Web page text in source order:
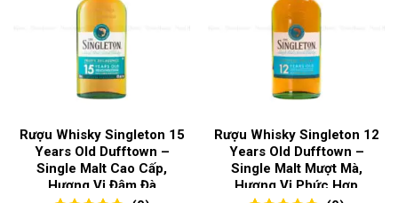
Rượu Whisky Singleton 15
Years Old Dufftown –
Single Malt Cao Cấp,
Hương Vị Đậm Đà
Rượu Whisky Singleton 12
Years Old Dufftown –
Single Malt Mượt Mà,
Hương Vị Phức Hợp